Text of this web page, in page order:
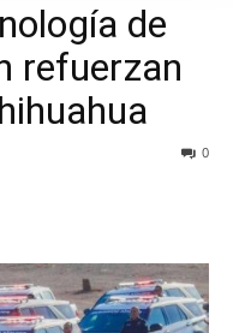
de
refuerzan
0